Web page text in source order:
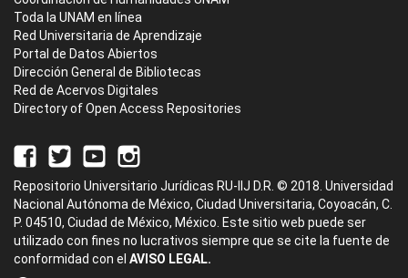
Toda la UNAM en línea
Red Universitaria de Aprendizaje
Portal de Datos Abiertos
Dirección General de Bibliotecas
Red de Acervos Digitales
Directory of Open Access Repositories
Repositorio Universitario Jurídicas RU-IIJ D.R. © 2018. Universidad
Nacional Autónoma de México, Ciudad Universitaria, Coyoacán, C.
P. 04510, Ciudad de México, México. Este sitio web puede ser
utilizado con fines no lucrativos siempre que se cite la fuente de
conformidad con el AVISO LEGAL.